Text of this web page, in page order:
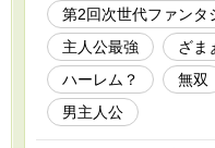
冒険者になれないのだとか
恐れられて嫌われる……と
なる事が出来るのだろうか
トルに書かれたキャラの
第2回次世代ファンタ
主人公最強
ざま
ハーレム？
無双
男主人公